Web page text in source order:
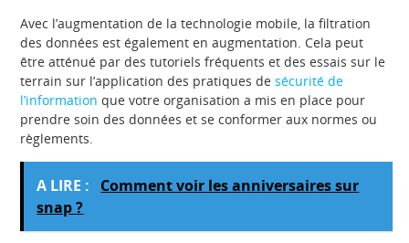
Avec l’augmentation de la technologie mobile, la filtration
des données est également en augmentation. Cela peut
être atténué par des tutoriels fréquents et des essais sur le
terrain sur l’application des pratiques desécurité de
l’information que votre organisation a mis en place pour
prendre soin des données et se conformer aux normes ou
règlements.
A LIRE :
Comment voir les anniversaires sur
snap ?